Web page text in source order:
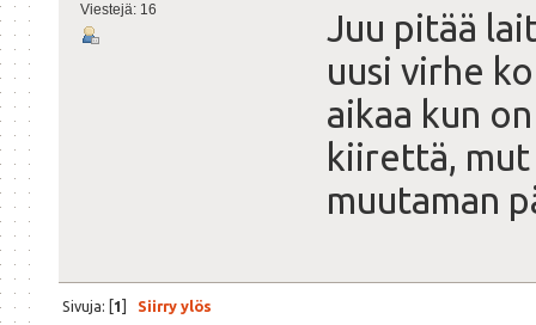
Viestejä: 16
Juu pitää
uusi virhe
aikaa kun
kiirettä,
muutaman
Sivuja: [1] Siirry ylös